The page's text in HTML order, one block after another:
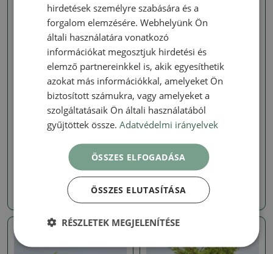
Valódi fotó
chinensis Itoigawa-
Juniperus chinensis
1578-VB2026-3037
Valódi fotó
chinensis Itoigawa-
Juniperus chinensis
1578-VB2026-3065
71867 Ft
hirdetések személyre szabására és a
forgalom elemzésére. Webhelyünk Ön
általi használatára vonatkozó
információkat megosztjuk hirdetési és
elemző partnereinkkel is, akik egyesíthetik
azokat más információkkal, amelyeket Ön
biztosított számukra, vagy amelyeket a
szolgáltatásaik Ön általi használatából
gyűjtöttek össze.Adatvédelmi irányelvek
ÖSSZES ELFOGADÁSA
ÖSSZES ELUTASÍTÁSA
RÉSZLETEK MEGJELENÍTÉSE